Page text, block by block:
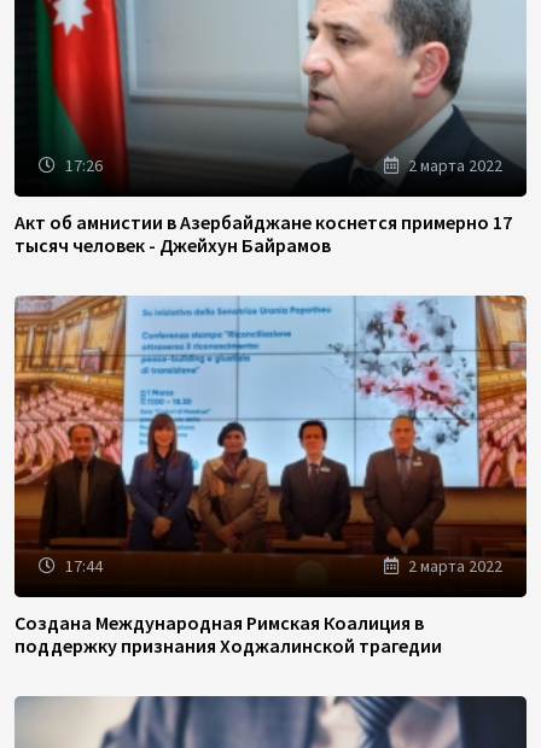
17:26 2 марта 2022
Акт об амнистии в Азербайджане коснется примерно 17
тысяч человек - Джейхун Байрамов
17:44 2 марта 2022
Создана Международная Римская Коалиция в
поддержку признания Ходжалинской трагедии